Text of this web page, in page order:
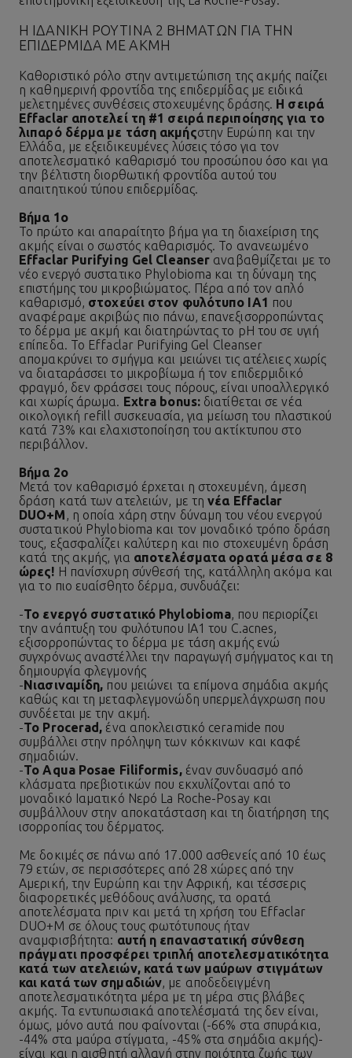
Η ΙΔΑΝΙΚΉ ΡΟΥΤΊΝΑ 2 ΒΗΜΆΤΩΝ ΓΙΑ ΤΗΝ
ΕΠΙΔΕΡΜΊΔΑ ΜΕ ΑΚΜΉ
Καθοριστικό ρόλο στην αντιμετώπιση της ακμής παίζει
η καθημερινή φροντίδα της επιδερμίδας με ειδικά
μελετημένες συνθέσεις στοχευμένης δράσης. Η σειρά
Effaclar αποτελεί τη #1 σειρά περιποίησης για το
λιπαρό δέρμα με τάση ακμήςστην Ευρώπη και την
Ελλάδα, με εξειδικευμένες λύσεις τόσο για τον
αποτελεσματικό καθαρισμό του προσώπου όσο και για
την βέλτιστη διορθωτική φροντίδα αυτού του
απαιτητικού τύπου επιδερμίδας.
Βήμα 1ο
Το πρώτο και απαραίτητο βήμα για τη διαχείριση της
ακμής είναι ο σωστός καθαρισμός. Το ανανεωμένο
Effaclar Purifying Gel Cleanser αναβαθμίζεται με το
νέο ενεργό συστατικο Phylobioma και τη δύναμη της
επιστήμης του μικροβιώματος. Πέρα από τον απλό
καθαρισμό, στοχεύει στον φυλότυπο ΙΑ1 που
αναφέραμε ακριβώς πιο πάνω, επανεξισορροπώντας
το δέρμα με ακμή και διατηρώντας το pH του σε υγιή
επίπεδα. Το Effaclar Purifying Gel Cleanser
απομακρύνει το σμήγμα και μειώνει τις ατέλειες χωρίς
να διαταράσσει το μικροβίωμα ή τον επιδερμιδικό
φραγμό, δεν φράσσει τους πόρους, είναι υποαλλεργικό
και χωρίς άρωμα. Extra bonus:διατίθεται σε νέα
οικολογική refill συσκευασία, για μείωση του πλαστικού
κατά 73% και ελαχιστοποίηση του ακτίκτυπου στο
περιβάλλον.
Βήμα 2ο
Μετά τον καθαρισμό έρχεται η στοχευμένη, άμεση
δράση κατά των ατελειών, με τηνέα Effaclar
DUO+M , η οποία χάρη στην δύναμη του νέου ενεργού
συστατικού Phylobioma και τον μοναδικό τρόπο δράση
τους, εξασφαλίζει καλύτερη και πιο στοχευμένη δράση
κατά της ακμής, για αποτελέσματα ορατά μέσα σε 8
ώρες! Η πανίσχυρη σύνθεσή της, κατάλληλη ακόμα και
για το πιο ευαίσθητο δέρμα, συνδυάζει:
-Το ενεργό συστατικό Phylobioma, που περιορίζει
την ανάπτυξη του φυλότυπου ΙΑ1 του C.acnes,
εξισορροπώντας το δέρμα με τάση ακμής ενώ
συγχρόνως αναστέλλει την παραγωγή σμήγματος και τη
δημιουργία φλεγμονής
-Νιασιναμίδη, που μειώνει τα επίμονα σημάδια ακμής
καθώς και τη μεταφλεγμονώδη υπερμελάγχρωση που
συνδέεται με την ακμή.
-Το Procerad, ένα αποκλειστικό ceramide που
συμβάλλει στην πρόληψη των κόκκινων και καφέ
σημαδιών.
-Το Aqua Posae Filiformis,έναν συνδυασμό από
κλάσματα πρεβιοτικών που εκχυλίζονται από το
μοναδικό Ιαματικό Νερό La Roche-Posay και
συμβάλλουν στην αποκατάσταση και τη διατήρηση της
ισορροπίας του δέρματος.
Με δοκιμές σε πάνω από 17.000 ασθενείς από 10 έως
79 ετών, σε περισσότερες από 28 χώρες από την
Αμερική, την Ευρώπη και την Αφρική, και τέσσερις
διαφορετικές μεθόδους ανάλυσης, τα ορατά
αποτελέσματα πριν και μετά τη χρήση του Effaclar
DUO+M σε όλους τους φωτότυπους ήταν
αναμφισβήτητα: αυτή η επαναστατική σύνθεση
πράγματι προσφέρει τριπλή αποτελεσματικότητα
κατά των ατελειών, κατά των μαύρων στιγμάτων
και κατά των σημαδιών, με αποδεδειγμένη
αποτελεσματικότητα μέρα με τη μέρα στις βλάβες
ακμής. Τα εντυπωσιακά αποτελέσματά της δεν είναι,
όμως, μόνο αυτά που φαίνονται (-66% στα σπυράκια,
-44% στα μαύρα στίγματα, -45% στα σημάδια ακμής)-
είναι και η αισθητή αλλαγή στην ποιότητα ζωής των